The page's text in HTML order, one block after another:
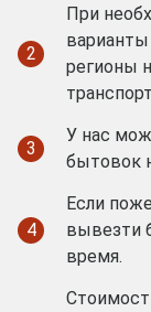
2
При
регионы
3
У нас
бытовок
4
Если
вывезти
время.